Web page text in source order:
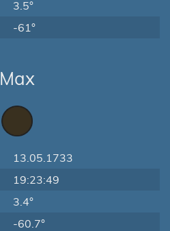
3.5°
-61°
Max
13.05.1733
19:23:49
3.4°
-60.7°